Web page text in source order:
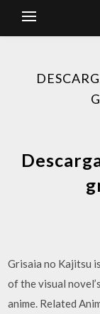
Grisaia no Kajitsu
of the visual
anime. Related